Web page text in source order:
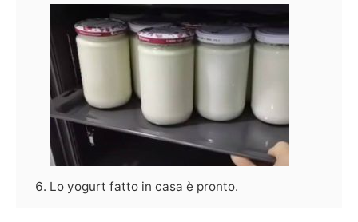
Lo yogurt fatto in casa è pronto.